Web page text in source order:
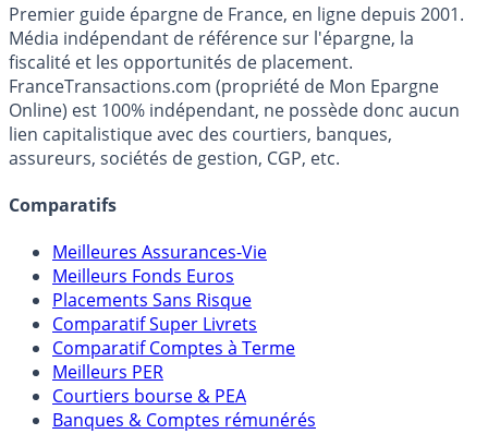
Premier guide épargne de France, en ligne depuis 2001.
Média indépendant de référence sur l'épargne, la
fiscalité et les opportunités de placement.
FranceTransactions.com (propriété de Mon Epargne
Online) est 100% indépendant, ne possède donc aucun
lien capitalistique avec des courtiers, banques,
assureurs, sociétés de gestion, CGP, etc.
Comparatifs
Meilleures Assurances-Vie
Meilleurs Fonds Euros
Placements Sans Risque
Comparatif Super Livrets
Comparatif Comptes à Terme
Meilleurs PER
Courtiers bourse & PEA
Banques & Comptes rémunérés